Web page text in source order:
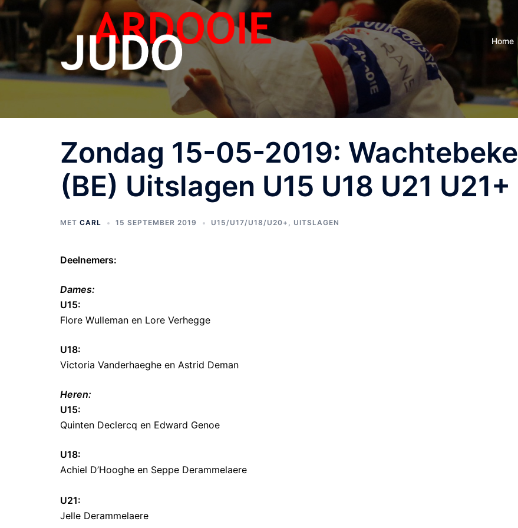
Home
Zondag 15-05-2019: Wachtebeke
(BE) Uitslagen U15 U18 U21 U21+
MET CARL 15 SEPTEMBER 2019 U15/U17/U18/U20+ , UITSLAGEN
Deelnemers:
Dames:
U15:
Flore Wulleman en Lore Verhegge
U18:
Victoria Vanderhaeghe en Astrid Deman
Heren:
U15:
Quinten Declercq en Edward Genoe
U18:
Achiel D’Hooghe en Seppe Derammelaere
U21:
Jelle Derammelaere